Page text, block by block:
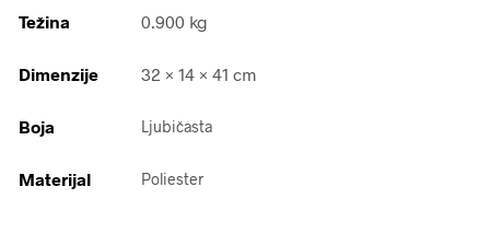
Težina 0.900 kg
Dimenzije 32 × 14 × 41 cm
Boja Ljubičasta
Materijal Poliester